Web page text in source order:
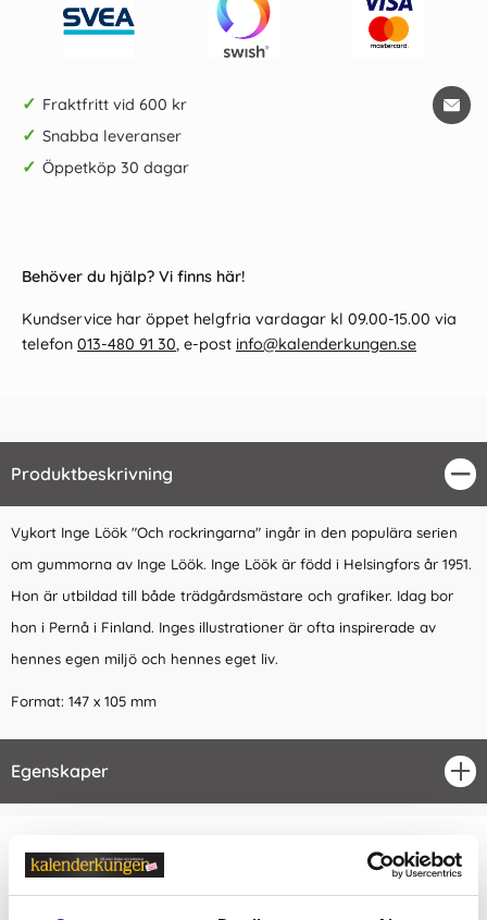
✓ Fraktfritt vid 600 kr
✓ Snabba leveranser
✓ Öppetköp 30 dagar
Behöver du hjälp? Vi finns här!
Kundservice har öppet helgfria vardagar kl 09.00-15.00 via
telefon 013-480 91 30, e-post info@kalenderkungen.se
Produktbeskrivning
Vykort Inge Löök "Och rockringarna" ingår in den populära serien
om gummorna av Inge Löök. Inge Löök är född i Helsingfors år 1951.
Hon är utbildad till både trädgårdsmästare och grafiker. Idag bor
hon i Pernå i Finland. Inges illustrationer är ofta inspirerade av
hennes egen miljö och hennes eget liv.
Format: 147 x 105 mm
Egenskaper
Relaterade kategorier